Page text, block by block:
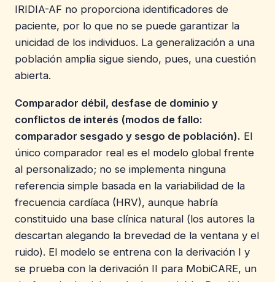
IRIDIA-AF no proporciona identificadores de
paciente, por lo que no se puede garantizar la
unicidad de los individuos. La generalización a una
población amplia sigue siendo, pues, una cuestión
abierta.
Comparador débil, desfase de dominio y
conflictos de interés (modos de fallo:
comparador sesgado y sesgo de población). El
único comparador real es el modelo global frente
al personalizado; no se implementa ninguna
referencia simple basada en la variabilidad de la
frecuencia cardíaca (HRV), aunque habría
constituido una base clínica natural (los autores la
descartan alegando la brevedad de la ventana y el
ruido). El modelo se entrena con la derivación I y
se prueba con la derivación II para MobiCARE, un